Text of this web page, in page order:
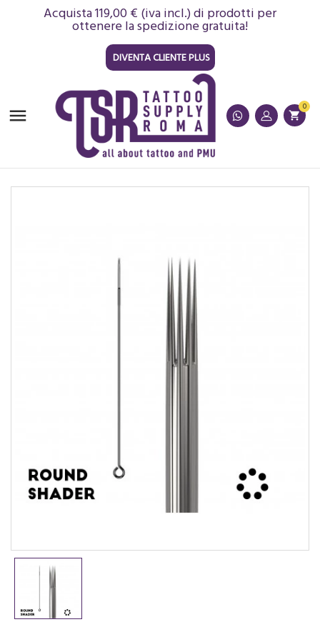
Acquista 119,00 € (iva incl.) di prodotti per
ottenere la spedizione gratuita!
DIVENTA CLIENTE PLUS
 shopping_cart
0